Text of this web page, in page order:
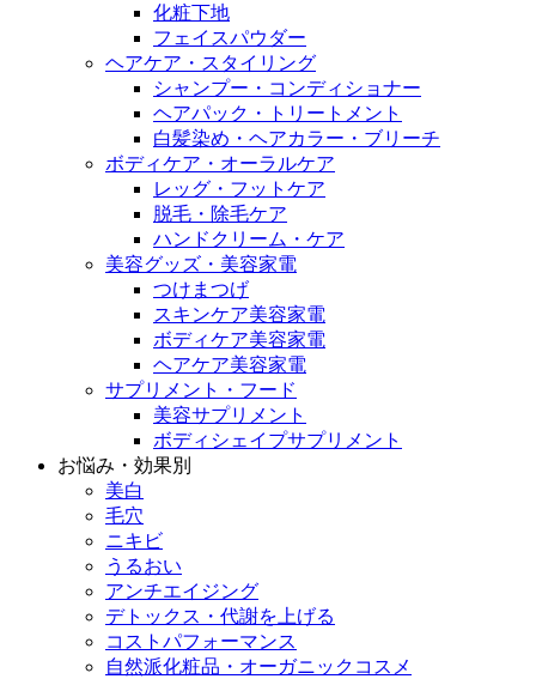
化粧下地
フェイスパウダー
ヘアケア・スタイリング
シャンプー・コンディショナー
ヘアパック・トリートメント
白髪染め・ヘアカラー・ブリーチ
ボディケア・オーラルケア
レッグ・フットケア
脱毛・除毛ケア
ハンドクリーム・ケア
美容グッズ・美容家電
つけまつげ
スキンケア美容家電
ボディケア美容家電
ヘアケア美容家電
サプリメント・フード
美容サプリメント
ボディシェイプサプリメント
お悩み・効果別
美白
毛穴
ニキビ
うるおい
アンチエイジング
デトックス・代謝を上げる
コストパフォーマンス
自然派化粧品・オーガニックコスメ